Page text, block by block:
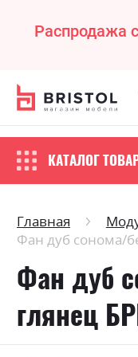
Распродажа
КАТАЛОГ
Главная
Фан дуб сонома/
Фан дуб
глянец